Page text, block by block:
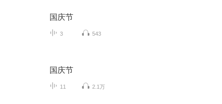
国庆节
3 543
国庆节
11 2.1万